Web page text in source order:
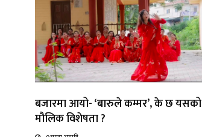
बजारमा आयो- ‘बारुले कम्मर’, के छ यसको
मौलिक विशेषता ?